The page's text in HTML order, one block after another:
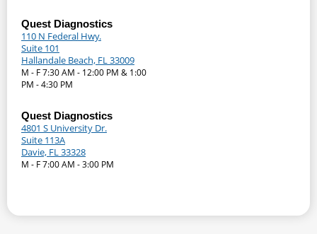
Quest Diagnostics
110 N Federal Hwy.
Suite 101
Hallandale Beach, FL 33009
M - F 7:30 AM - 12:00 PM & 1:00
PM - 4:30 PM
Quest Diagnostics
4801 S University Dr.
Suite 113A
Davie, FL 33328
M - F 7:00 AM - 3:00 PM